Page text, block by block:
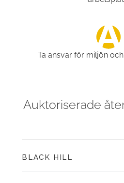
Ta ansvar för miljön
Auktoriserade
BLACK HILL